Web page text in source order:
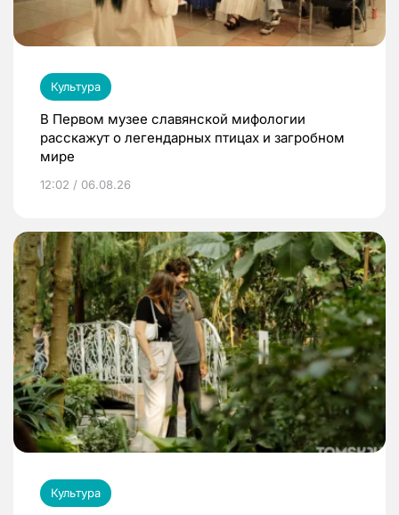
Культура
В Первом музее славянской мифологии
расскажут о легендарных птицах и загробном
мире
12:02 / 06.08.26
Культура